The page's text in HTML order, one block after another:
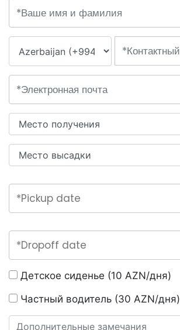
Детское сиденье (10 AZN/дня)
Частный водитель (30 AZN/дня)